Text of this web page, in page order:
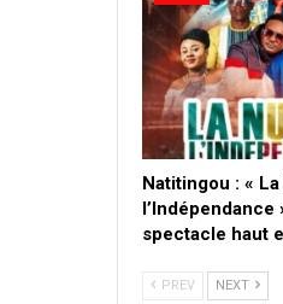
​Natitingou : «
l’Indépendance
spectacle haut
PREV NEXT